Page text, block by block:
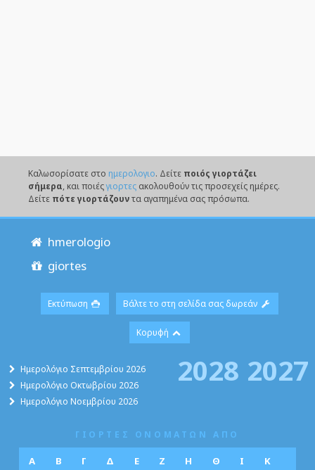
Καλωσορίσατε στο ημερολογιο. Δείτε ποιός γιορτάζει
σήμερα, και ποιέςγιορτεςακολουθούν τις προσεχείς ημέρες.
Δείτε πότε γιορτάζουντα αγαπημένα σας πρόσωπα.
hmerologio
giortes
Εκτύπωση Βάλτε το στη σελίδα σας δωρεάν
Κορυφή
Ημερολόγιο Σεπτεμβρίου 2026
Ημερολόγιο Οκτωβρίου 2026
Ημερολόγιο Νοεμβρίου 2026
2027
2028
ΓΙΟΡΤΕΣ ΟΝΟΜΑΤΩΝ ΑΠΟ
Α Β Γ Δ Ε Ζ Η Θ Ι Κ